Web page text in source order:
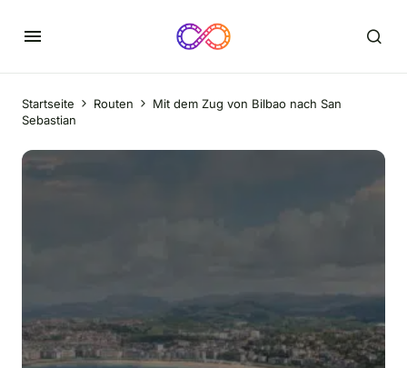
Startseite Routen
Mit dem Zug von Bilbao nach San
Sebastian